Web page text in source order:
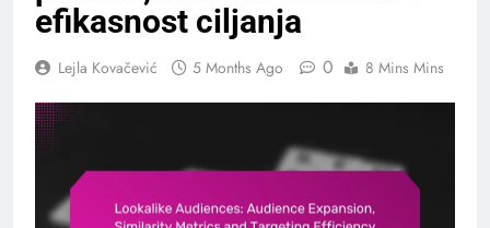
efikasnost ciljanja
Lejla Kovačević 5 Months Ago 0 8 Mins Mins